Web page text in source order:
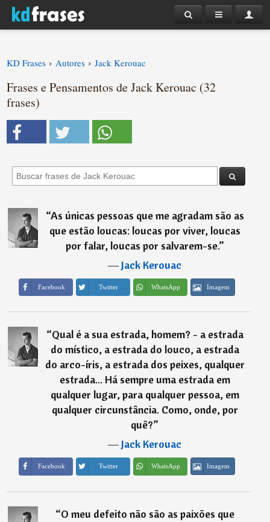
KD Frases › Autores › Jack Kerouac
Frases e Pensamentos de Jack Kerouac (32
frases)
“As únicas pessoas que me agradam são as
que estão loucas: loucas por viver, loucas
por falar, loucas por salvarem-se.”
―Jack Kerouac
Facebook Twitter WhatsApp Imagem
“Qual é a sua estrada, homem? - a estrada
do místico, a estrada do louco, a estrada
do arco-íris, a estrada dos peixes, qualquer
estrada... Há sempre uma estrada em
qualquer lugar, para qualquer pessoa, em
qualquer circunstância. Como, onde, por
quê?”
―Jack Kerouac
Facebook Twitter WhatsApp Imagem
“O meu defeito não são as paixões que